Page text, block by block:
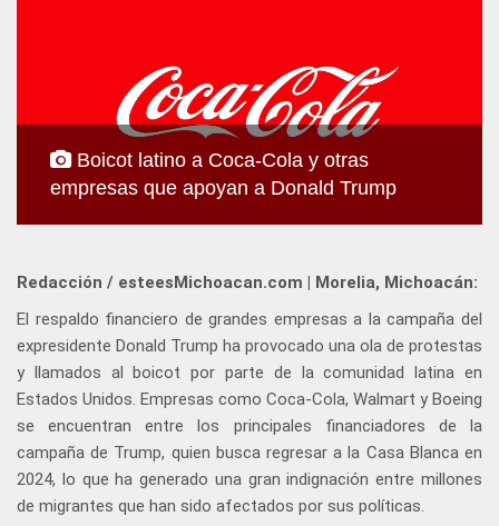
Boicot latino a Coca-Cola y otras
empresas que apoyan a Donald Trump
Redacción / esteesMichoacan.com | Morelia, Michoacán:
El respaldo financiero de grandes empresas a la campaña del
expresidente Donald Trump ha provocado una ola de protestas
y llamados al boicot por parte de la comunidad latina en
Estados Unidos. Empresas como Coca-Cola, Walmart y Boeing
se encuentran entre los principales financiadores de la
campaña de Trump, quien busca regresar a la Casa Blanca en
2024, lo que ha generado una gran indignación entre millones
de migrantes que han sido afectados por sus políticas.